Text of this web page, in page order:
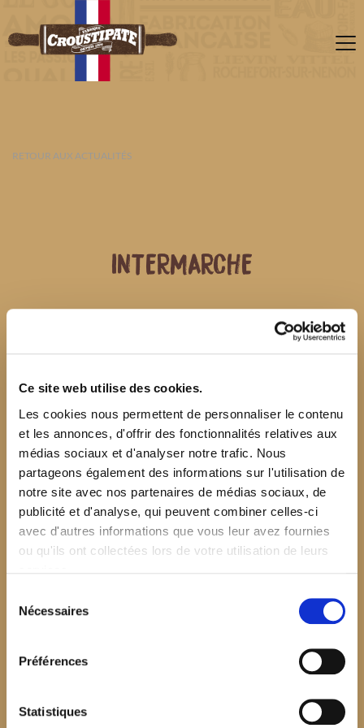
Ce site web utilise des cookies.
Les cookies nous permettent de personnaliser le contenu
et les annonces, d'offrir des fonctionnalités relatives aux
médias sociaux et d'analyser notre trafic. Nous
partageons également des informations sur l'utilisation de
notre site avec nos partenaires de médias sociaux, de
publicité et d'analyse, qui peuvent combiner celles-ci
avec d'autres informations que vous leur avez fournies
ou qu'ils ont collectées lors de votre utilisation de leurs
Nécessaires
Préférences
Statistiques
RETOUR AUX ACTUALITÉS
INTERMARCHE